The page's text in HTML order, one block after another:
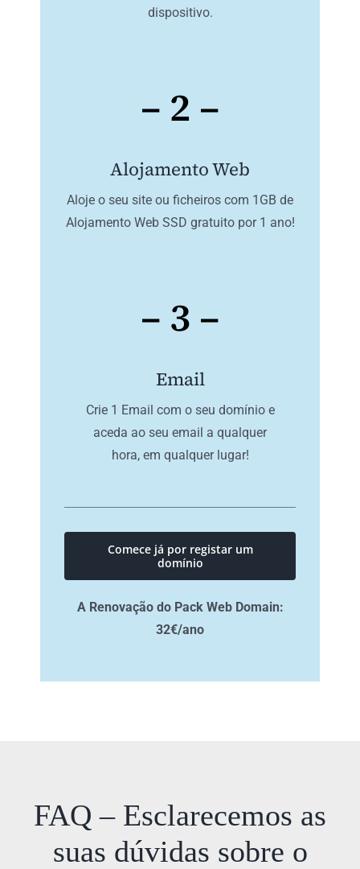
dispositivo.
– 2 –
Alojamento Web
Aloje o seu site ou ficheiros com 1GB de
Alojamento Web SSD gratuito por 1 ano!
– 3 –
Email
Crie 1 Email com o seu domínio e
aceda ao seu email a qualquer
hora, em qualquer lugar!
Comece já por registar um
domínio
A Renovação do Pack Web Domain:
32€/ano
FAQ – Esclarecemos as
suas dúvidas sobre o